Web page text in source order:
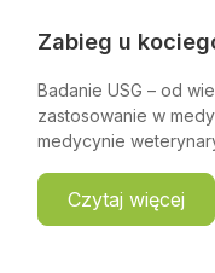
Zabieg u
Badanie USG – od
zastosowanie w
medycynie
Czytaj więcej